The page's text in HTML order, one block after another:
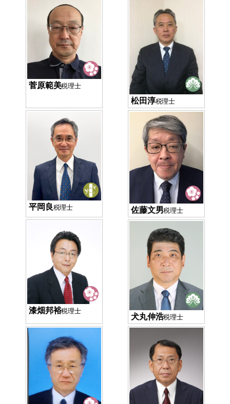
菅原範美税理士
松田淳税理士
平岡良税理士 佐藤文男税理士
漆畑邦裕税理士
犬丸伸浩税理士